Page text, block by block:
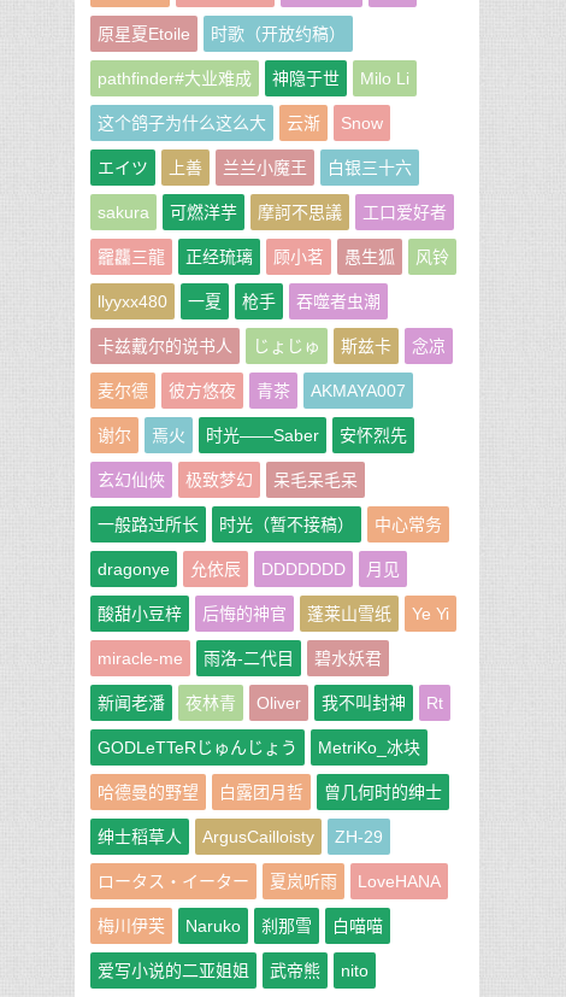
原星夏Etoile 时歌（开放约稿）
pathfinder#大业难成 神隐于世 Milo Li
这个鸽子为什么这么大 云渐 Snow
エイツ 上善 兰兰小魔王 白银三十六
sakura 可燃洋芋 摩訶不思議 工口爱好者
龗龘三龍 正经琉璃 顾小茗 愚生狐 风铃
llyyxx480 一夏 枪手 吞噬者虫潮
卡兹戴尔的说书人 じょじゅ 斯兹卡 念凉
麦尔德 彼方悠夜 青茶 AKMAYA007
谢尔 焉火 时光——Saber 安怀烈先
玄幻仙俠 极致梦幻 呆毛呆毛呆
一般路过所长 时光（暂不接稿） 中心常务
dragonye 允依辰 DDDDDDD 月见
酸甜小豆梓 后悔的神官 蓬莱山雪纸 Ye Yi
miracle-me 雨洛-二代目 碧水妖君
新闻老潘 夜林青 Oliver 我不叫封神 Rt
GODLeTTeRじゅんじょう MetriKo_冰块
哈德曼的野望 白露团月哲 曾几何时的绅士
绅士稻草人 ArgusCailloisty ZH-29
ロータス・イーター 夏岚听雨 LoveHANA
梅川伊芙 Naruko 刹那雪 白喵喵
爱写小说的二亚姐姐 武帝熊 nito